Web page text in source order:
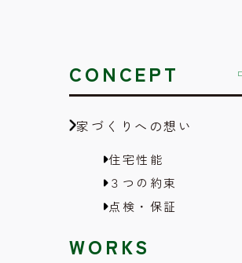
CONCEPT
家づくりへの想い
住宅性能
３つの約束
点検・保証
WORKS